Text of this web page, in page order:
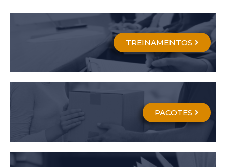
TREINAMENTOS
PACOTES